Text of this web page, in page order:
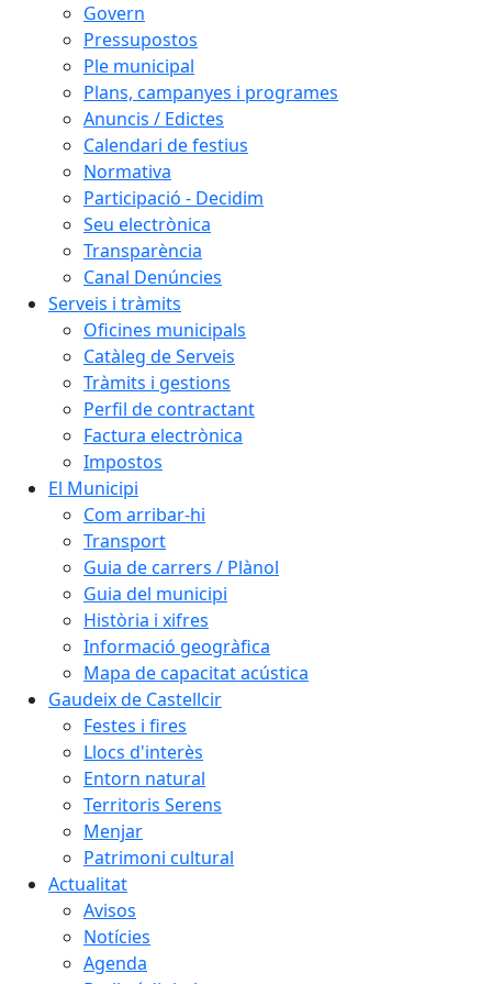
Govern
Pressupostos
Ple municipal
Plans, campanyes i programes
Anuncis / Edictes
Calendari de festius
Normativa
Participació - Decidim
Seu electrònica
Transparència
Canal Denúncies
Serveis i tràmits
Oficines municipals
Catàleg de Serveis
Tràmits i gestions
Perfil de contractant
Factura electrònica
Impostos
El Municipi
Com arribar-hi
Transport
Guia de carrers / Plànol
Guia del municipi
Història i xifres
Informació geogràfica
Mapa de capacitat acústica
Gaudeix de Castellcir
Festes i fires
Llocs d'interès
Entorn natural
Territoris Serens
Menjar
Patrimoni cultural
Actualitat
Avisos
Notícies
Agenda